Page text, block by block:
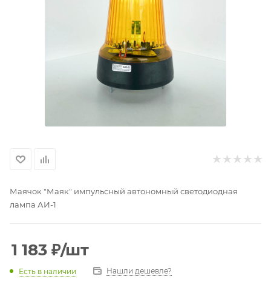
Маячок "Маяк" импульсный автономный светодиодная
лампа АИ-1
1 183 ₽/шт
Есть в наличии Нашли дешевле?